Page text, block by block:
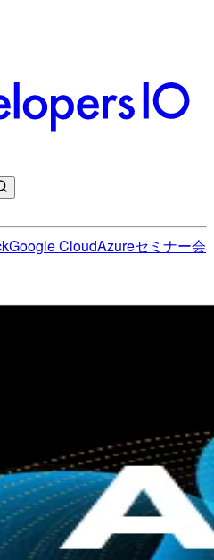
Google CloudAzureセミナー会